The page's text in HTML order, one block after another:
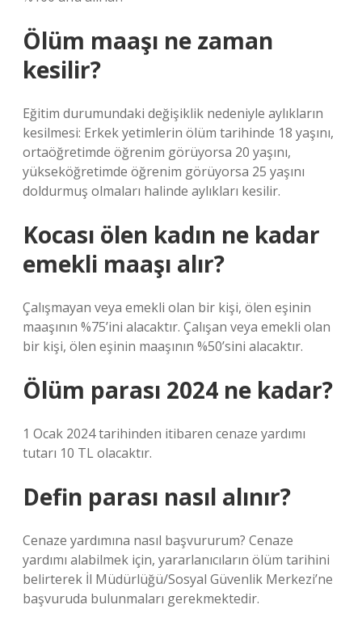
Ölüm maaşı ne zaman
kesilir?
Eğitim durumundaki değişiklik nedeniyle aylıkların
kesilmesi: Erkek yetimlerin ölüm tarihinde 18 yaşını,
ortaöğretimde öğrenim görüyorsa 20 yaşını,
yükseköğretimde öğrenim görüyorsa 25 yaşını
doldurmuş olmaları halinde aylıkları kesilir.
Kocası ölen kadın ne kadar
emekli maaşı alır?
Çalışmayan veya emekli olan bir kişi, ölen eşinin
maaşının %75’ini alacaktır. Çalışan veya emekli olan
bir kişi, ölen eşinin maaşının %50’sini alacaktır.
Ölüm parası 2024 ne kadar?
1 Ocak 2024 tarihinden itibaren cenaze yardımı
tutarı 10 TL olacaktır.
Defin parası nasıl alınır?
Cenaze yardımına nasıl başvururum? Cenaze
yardımı alabilmek için, yararlanıcıların ölüm tarihini
belirterek İl Müdürlüğü/Sosyal Güvenlik Merkezi’ne
başvuruda bulunmaları gerekmektedir.